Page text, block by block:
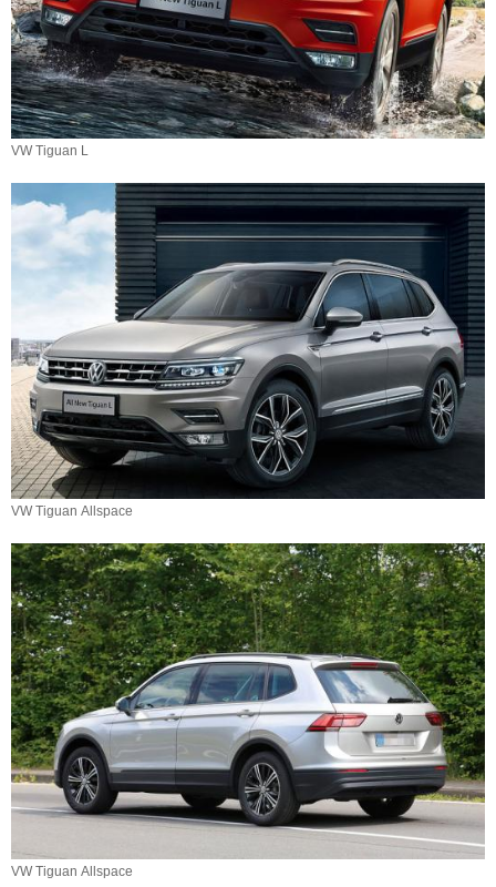
VW Tiguan L
VW Tiguan Allspace
VW Tiguan Allspace